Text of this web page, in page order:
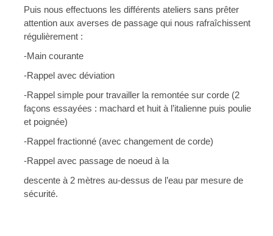
Puis nous effectuons les différents ateliers sans prêter
attention aux averses de passage qui nous rafraîchissent
régulièrement :
-Main courante
-Rappel avec déviation
-Rappel simple pour travailler la remontée sur corde (2
façons essayées : machard et huit à l’italienne puis poulie
et poignée)
-Rappel fractionné (avec changement de corde)
-Rappel avec passage de noeud à la
descente à 2 mètres au-dessus de l’eau par mesure de
sécurité.